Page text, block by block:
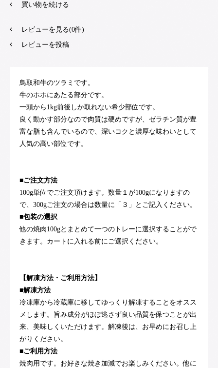
買い物を続ける
レビューを見る(0件)
レビューを投稿
鳥取和牛のツラミです。
牛のホホにあたる部分です。
一頭から1kg前後しか取れない希少部位です。
良く動かす部分なので肉質は硬めですが、ゼラチン質が豊
富な脂も含んでいるので、深いコクと濃厚な味わいとして
人気の高い部位です。
■ご注文方法
100g単位でご注文頂けます。数量１が100gになりますの
で、300gご注文の場合は数量に「３」とご記入ください。
■包装の選択
他の焼肉100gとまとめて一つのトレーに選択することがで
きます。カートに入れる前にご選択ください。
【解凍方法・ご利用方法】
■解凍方法
冷凍庫から冷蔵庫に移してゆっくり解凍することをオスス
メします。旨み成分がほぼ逃さず良い品質を保つことが出
来、美味しくいただけます。解凍後は、お早めにお召し上
がりください。
■ご利用方法
焼肉用です。お好きな焼き加減でお楽しみください。他に